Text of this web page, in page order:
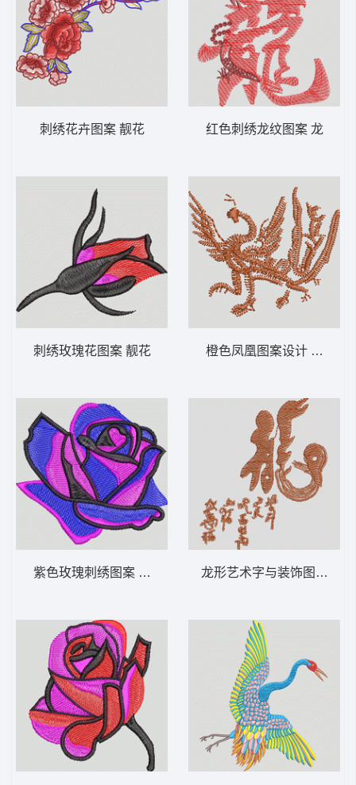
刺绣花卉图案 靓花
刺绣玫瑰花图案 靓花
紫色玫瑰刺绣图案 靓花
红色刺绣龙纹图案 龙
橙色凤凰图案设计 凤凰
龙形艺术字与装饰图案 龙